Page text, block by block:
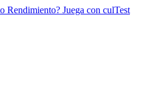
Rendimiento? Juega con culTest